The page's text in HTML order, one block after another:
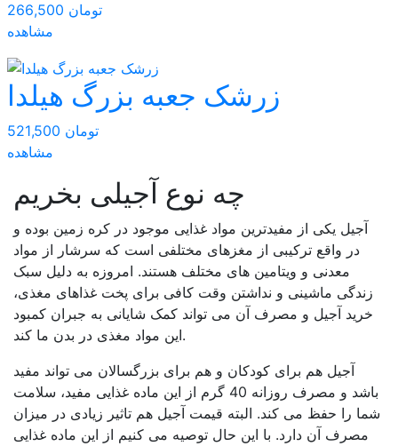
266,500 تومان
مشاهده
زرشک جعبه بزرگ هیلدا
521,500 تومان
مشاهده
چه نوع آجیلی بخریم
آجیل یکی از مفیدترین مواد غذایی موجود در کره زمین بوده و
در واقع ترکیبی از مغزهای مختلفی است که سرشار از مواد
معدنی و ویتامین های مختلف هستند. امروزه به دلیل سبک
زندگی ماشینی و نداشتن وقت کافی برای پخت غذاهای مغذی،
خرید آجیل و مصرف آن می تواند کمک شایانی به جبران کمبود
این مواد مغذی در بدن ما کند.
آجیل هم برای کودکان و هم برای بزرگسالان می تواند مفید
باشد و مصرف روزانه 40 گرم از این ماده غذایی مفید، سلامت
شما را حفظ می کند. البته قیمت آجیل هم تاثیر زیادی در میزان
مصرف آن دارد. با این حال توصیه می کنیم از این ماده غذایی